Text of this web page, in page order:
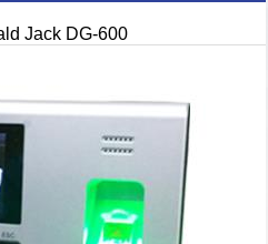
Jack DG-600